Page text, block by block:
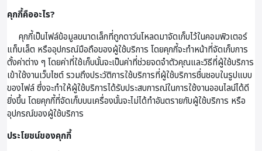
คุกกี้คืออะไร?
คุกกี้เป็นไฟล์ข้อมูลขนาดเล็กที่ถูกดาว์นโหลดมาจัดเก็บไว้ในคอมพิวเตอร์
แท็บเล็ต หรืออุปกรณ์มือถือของผู้ใช้บริการ โดยคุกกี้จะทำหน้าที่จัดเก็บการ
ตั้งค่าต่าง ๆ โดยค่าที่ใช้เก็บนั้นจะเป็นค่าที่ช่วยจดจำตัวคุณและวิธีที่ผู้ใช้บริการ
เข้าใช้งานเว็บไซต์ รวมถึงประวัติการใช้บริการที่ผู้ใช้บริการชื่นชอบในรูปแบบ
ของไฟล์ ซึ่งจะทำให้ผู้ใช้บริการได้รับประสบการณ์ในการใช้งานออนไลน์ได้ดี
ยิ่งขึ้น โดยคุกกี้ที่จัดเก็บบนเครื่องนั้นจะไม่ได้ทำอันตรายกับผู้ใช้บริการ หรือ
อุปกรณ์ของผู้ใช้บริการ
ประโยชน์ของคุกกี้